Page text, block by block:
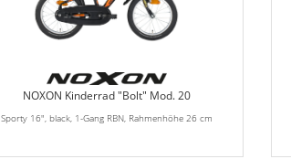
NOXON Kinderrad "Bolt" Mod. 20
Sporty 16", black, 1-Gang RBN, Rahmenhöhe 26 cm